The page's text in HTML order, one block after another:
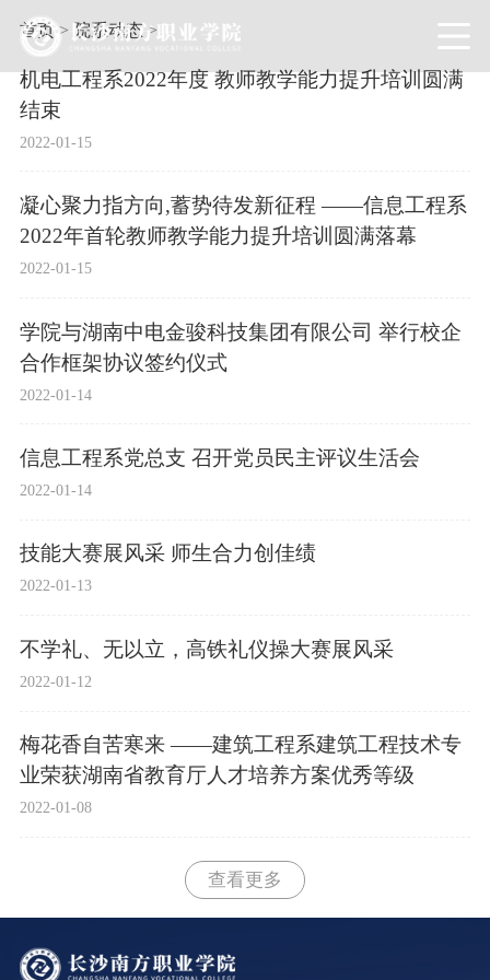
首页 > 院系动态>
机电工程系2022年度 教师教学能力提升培训圆满
结束
2022-01-15
凝心聚力指方向,蓄势待发新征程 ——信息工程系
2022年首轮教师教学能力提升培训圆满落幕
2022-01-15
学院与湖南中电金骏科技集团有限公司 举行校企
合作框架协议签约仪式
2022-01-14
信息工程系党总支 召开党员民主评议生活会
2022-01-14
技能大赛展风采 师生合力创佳绩
2022-01-13
不学礼、无以立，高铁礼仪操大赛展风采
2022-01-12
梅花香自苦寒来 ——建筑工程系建筑工程技术专
业荣获湖南省教育厅人才培养方案优秀等级
2022-01-08
查看更多